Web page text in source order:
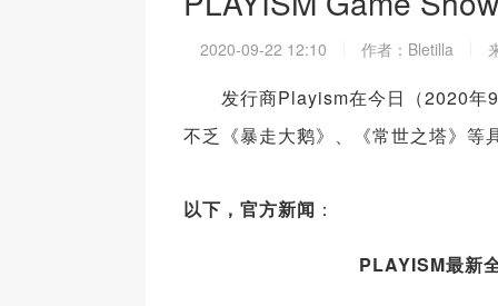
2020-09-22 12:10 作者：Bletilla
发行商Playism在今日（2020年9
不乏《暴走大鹅》、《常世之塔》等
以下，官方新闻 ：
PLAYISM最新